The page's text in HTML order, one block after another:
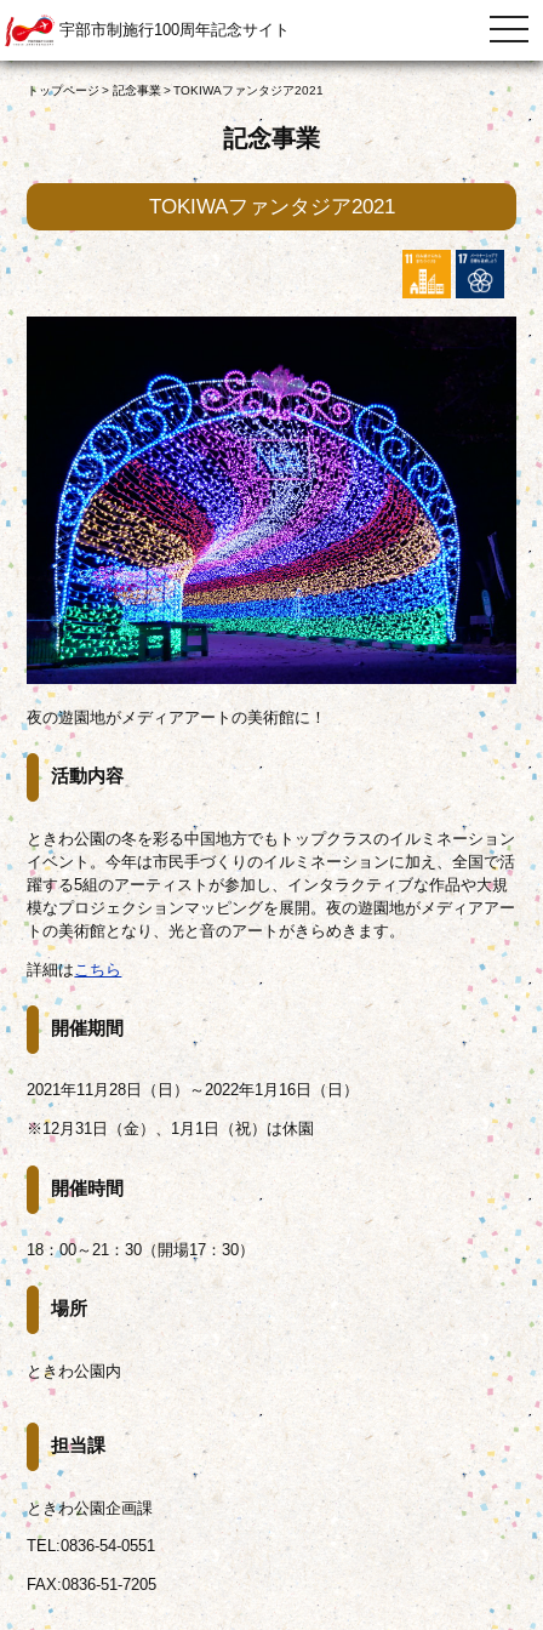
宇部市制施行100周年記念サイト
トップページ 記念事業 TOKIWAファンタジア2021
記念事業
TOKIWAファンタジア2021
夜の遊園地がメディアアートの美術館に！
活動内容
ときわ公園の冬を彩る中国地方でもトップクラスのイルミネーション
イベント。今年は市民手づくりのイルミネーションに加え、全国で活
躍する5組のアーティストが参加し、インタラクティブな作品や大規
模なプロジェクションマッピングを展開。夜の遊園地がメディアアー
トの美術館となり、光と音のアートがきらめきます。
詳細は こちら
開催期間
2021年11月28日（日）～2022年1月16日（日）
※12月31日（金）、1月1日（祝）は休園
開催時間
18：00～21：30（開場17：30）
場所
ときわ公園内
担当課
ときわ公園企画課
TEL:0836-54-0551
FAX:0836-51-7205